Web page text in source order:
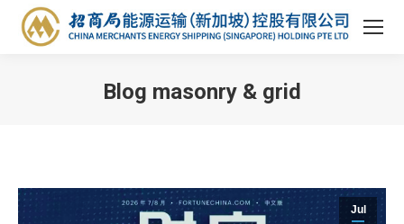
Blog masonry & grid
Jul